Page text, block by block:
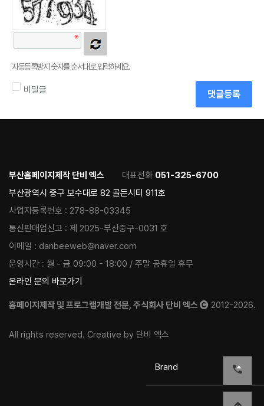
자동등록방지 숫자를 순서대로 입력하세요.
비밀글 댓글등록
부산홈페이지제작 단비 엑스 대표전화 051-325-6700
부산광역시 중구 보수대로 82 골든시티 911호
사업자등록번호 : 278-88-03345
통신판매업신고 : 제 2025-부산중구-0031 호
이메일 : danbeeweb@naver.com
운영시간 : 월 - 금 09:00 - 18:00 / 주말 공휴일 휴무
온라인 문의 바로가기
홈페이지제작 및 프로그램개발 전문, 주식회사 단비 엑스 2012-2026.
All rights reserved. Creative by 단비 엑스
Brand